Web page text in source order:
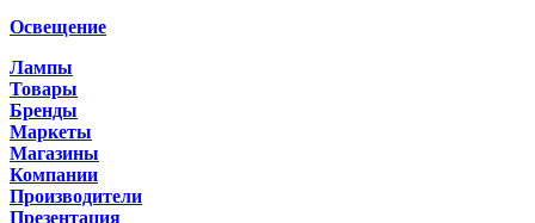
Освещение
Лампы
Товары
Бренды
Маркеты
Магазины
Компании
Производители
Презентация